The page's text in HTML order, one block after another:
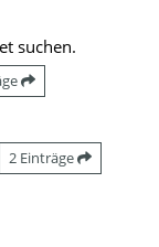
suchen.
2 Einträge